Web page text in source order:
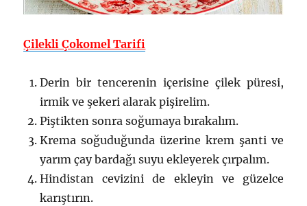
Çilekli Çokomel Tarifi
Derin bir tencerenin içerisine çilek püresi,
irmik ve şekeri alarak pişirelim.
Piştikten sonra soğumaya bırakalım.
Krema soğuduğunda üzerine krem şanti ve
yarım çay bardağı suyu ekleyerek çırpalım.
Hindistan cevizini de ekleyin ve güzelce
karıştırın.